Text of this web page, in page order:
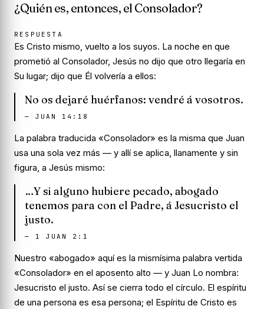
¿Quién es, entonces, el Consolador?
RESPUESTA
Es Cristo mismo, vuelto a los suyos. La noche en que
prometió al Consolador, Jesús no dijo que otro llegaría en
Su lugar; dijo que Él volvería a ellos:
No os dejaré huérfanos: vendré á vosotros.
— JUAN 14:18
La palabra traducida «Consolador» es la misma que Juan
usa una sola vez más — y allí se aplica, llanamente y sin
figura, a Jesús mismo:
…Y si alguno hubiere pecado, abogado
tenemos para con el Padre, á Jesucristo el
justo.
— 1 JUAN 2:1
Nuestro «abogado» aquí es la mismísima palabra vertida
«Consolador» en el aposento alto — y Juan Lo nombra:
Jesucristo el justo. Así se cierra todo el círculo. El espíritu
de una persona es esa persona; el Espíritu de Cristo es